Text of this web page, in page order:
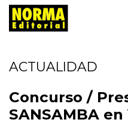
ACTUALIDAD
Concurso /
SANSAMBA